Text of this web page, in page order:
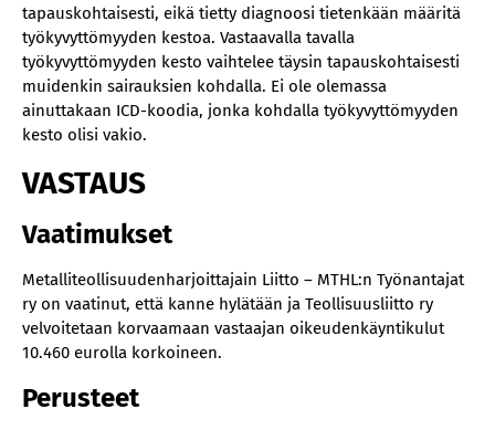
tapauskohtaisesti, eikä tietty diagnoosi tietenkään määritä
työkyvyttömyyden kestoa. Vastaavalla tavalla
työkyvyttömyyden kesto vaihtelee täysin tapauskohtaisesti
muidenkin sairauksien kohdalla. Ei ole olemassa
ainuttakaan ICD-koodia, jonka kohdalla työkyvyttömyyden
kesto olisi vakio.
VASTAUS
Vaatimukset
Metalliteollisuudenharjoittajain Liitto – MTHL:n Työnantajat
ry on vaatinut, että kanne hylätään ja Teollisuusliitto ry
velvoitetaan korvaamaan vastaajan oikeudenkäyntikulut
10.460 eurolla korkoineen.
Perusteet